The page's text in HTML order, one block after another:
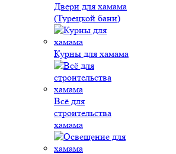
Двери для хамама
(Турецкой бани)
Курны для хамама
Всё для
строительства
хамама